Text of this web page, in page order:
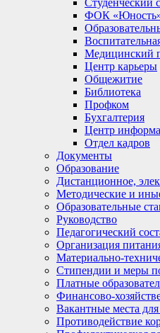
Студенческий
ФОК
Медицинский
Центр карьеры
Общежитие
Библиотека
Профком
Бухгалтерия
Центр
Отдел кадров
Документы
Образование
Дистанционное,
Методические и
Образовательные
Руководство
Педагогический
Организация
Материально-
Стипендии и меры
Платные
Финансово-
Вакантные места
Противодействие